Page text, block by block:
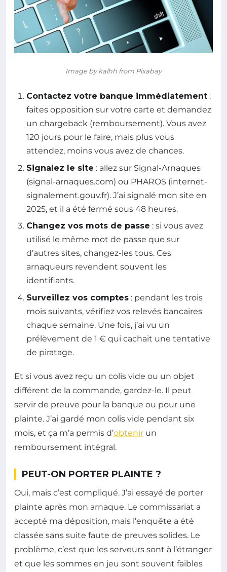
Image by kalhh from Pixabay
Contactez votre banque immédiatement :
faites opposition sur votre carte et demandez
un chargeback (remboursement). Vous avez
120 jours pour le faire, mais plus vous
attendez, moins vous avez de chances.
Signalez le site : allez sur Signal-Arnaques
(signal-arnaques.com) ou PHAROS (internet-
signalement.gouv.fr). J’ai signalé mon site en
2025, et il a été fermé sous 48 heures.
Changez vos mots de passe : si vous avez
utilisé le même mot de passe que sur
d’autres sites, changez-les tous. Ces
arnaqueurs revendent souvent les
identifiants.
Surveillez vos comptes : pendant les trois
mois suivants, vérifiez vos relevés bancaires
chaque semaine. Une fois, j’ai vu un
prélèvement de 1 € qui cachait une tentative
de piratage.
Et si vous avez reçu un colis vide ou un objet
différent de la commande, gardez-le. Il peut
servir de preuve pour la banque ou pour une
plainte. J’ai gardé mon colis vide pendant six
mois, et ça m’a permis d’obtenir un
remboursement intégral.
PEUT-ON PORTER PLAINTE ?
Oui, mais c’est compliqué. J’ai essayé de porter
plainte après mon arnaque. Le commissariat a
accepté ma déposition, mais l’enquête a été
classée sans suite faute de preuves solides. Le
problème, c’est que les serveurs sont à l’étranger
et que les sommes en jeu sont souvent faibles